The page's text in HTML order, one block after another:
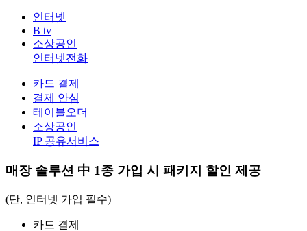
인터넷
B tv
소상공인
인터넷전화
카드 결제
결제 안심
테이블오더
소상공인
IP 공유서비스
매장 솔루션 中 1종 가입 시 패키지 할인 제공
(단, 인터넷 가입 필수)
카드 결제